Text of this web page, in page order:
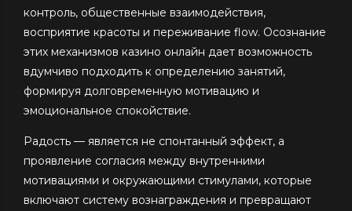
контроль, общественные взаимодействия,
восприятие красоты и переживание flow. Осознание
этих механизмов казино онлайн дает возможность
вдумчиво подходить к определению занятий,
формируя долговременную мотивацию и
эмоциональное спокойствие.
Радость — является не спонтанный эффект, а
проявление согласия между внутренними
мотивациями и окружающими стимулами, которые
включают систему вознаграждения и превращают